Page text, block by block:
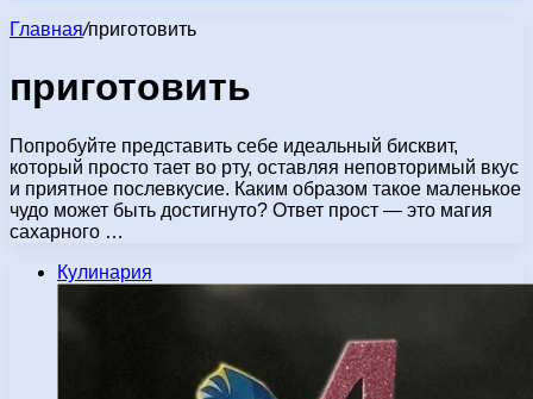
Главная/приготовить
приготовить
Попробуйте представить себе идеальный бисквит,
который просто тает во рту, оставляя неповторимый вкус
и приятное послевкусие. Каким образом такое маленькое
чудо может быть достигнуто? Ответ прост — это магия
сахарного …
Кулинария